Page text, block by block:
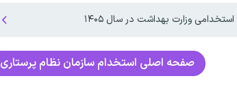
وزارت بهداشت در سال ۱۴۰۵
صفحه اصلی استخدام سازمان نظام پرستاری